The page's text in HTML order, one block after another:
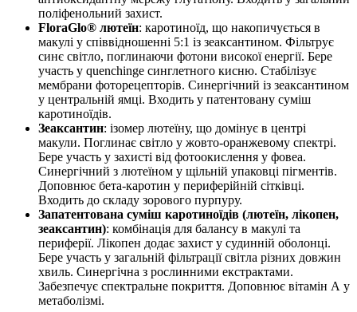
поліфенольний захист.
FloraGlo® лютеїн: каротиноїд, що накопичується в
макулі у співвідношенні 5:1 із зеаксантином. Фільтрує
синє світло, поглинаючи фотони високої енергії. Бере
участь у quenchinge синглетного кисню. Стабілізує
мембрани фоторецепторів. Синергічний із зеаксантином
у центральній ямці. Входить у патентовану суміш
каротиноїдів.
Зеаксантин: ізомер лютеїну, що домінує в центрі
макули. Поглинає світло у жовто-оранжевому спектрі.
Бере участь у захисті від фотоокислення у фовеа.
Синергічний з лютеїном у щільній упаковці пігментів.
Доповнює бета-каротин у периферійній сітківці.
Входить до складу зорового пурпуру.
Запатентована суміш каротиноїдів (лютеїн, лікопен,
зеаксантин): комбінація для балансу в макулі та
периферії. Лікопен додає захист у судинній оболонці.
Бере участь у загальній фільтрації світла різних довжин
хвиль. Синергічна з рослинними екстрактами.
Забезпечує спектральне покриття. Доповнює вітамін А у
метаболізмі.